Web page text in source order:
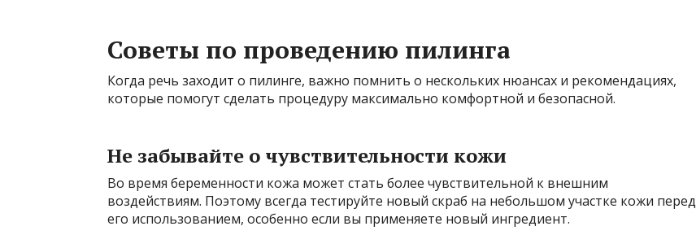
Советы по проведению пилинга
Когда речь заходит о пилинге, важно помнить о нескольких нюансах и рекомендациях,
которые помогут сделать процедуру максимально комфортной и безопасной.
Не забывайте о чувствительности кожи
Во время беременности кожа может стать более чувствительной к внешним
воздействиям. Поэтому всегда тестируйте новый скраб на небольшом участке кожи перед
его использованием, особенно если вы применяете новый ингредиент.